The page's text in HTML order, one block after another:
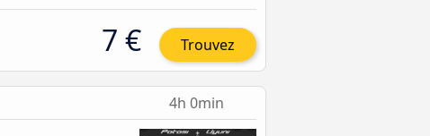
7 € Trouvez
4h 0min